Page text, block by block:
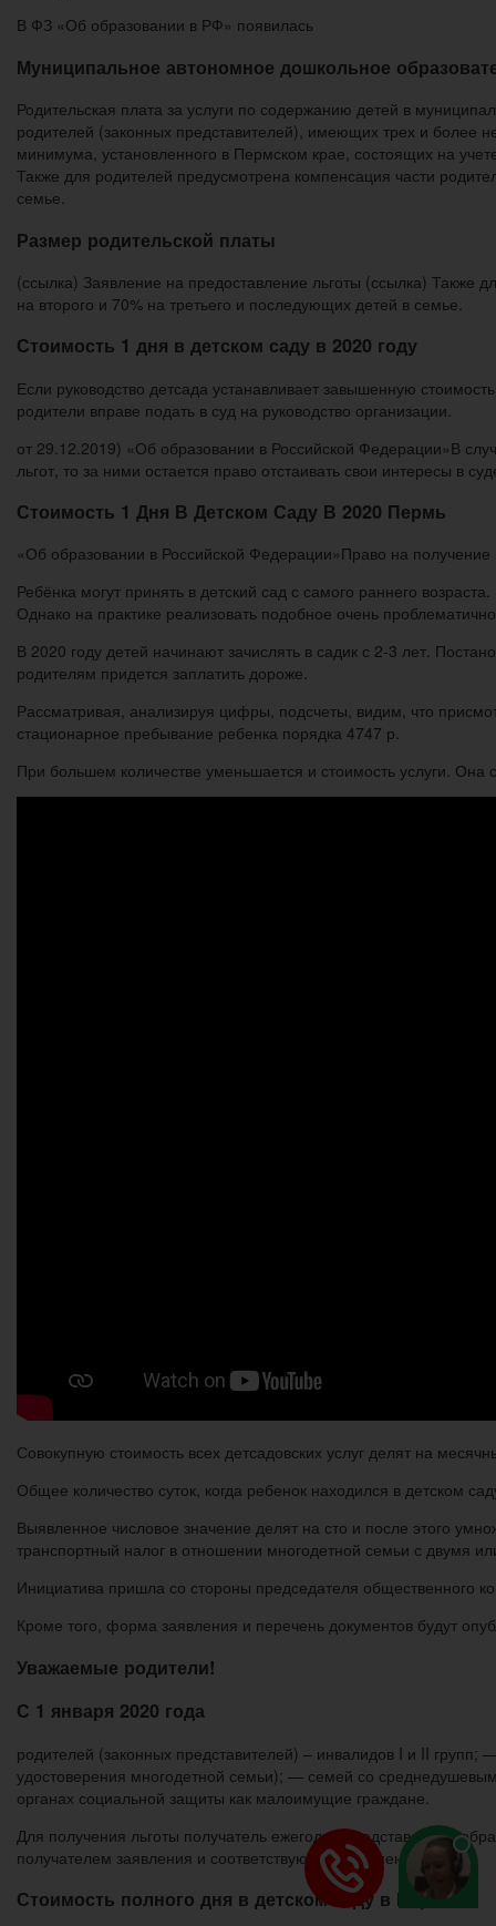
В ФЗ «Об образовании в РФ» появилась
Муниципальное автономное дошкольное
Родительская плата за услуги по содержанию детей в
родителей (законных представителей), имеющих трех и
минимума, установленного в Пермском крае, состоящих на
Также для родителей предусмотрена компенсация части
семье.
Размер родительской платы
(ссылка) Заявление на предоставление льготы (ссылка) Также
на второго и 70% на третьего и последующих детей в семье.
Стоимость 1 дня в детском саду в 2020 году
Если руководство детсада устанавливает завышенную
родители вправе подать в суд на руководство организации.
от 29.12.2019) «Об образовании в Российской Федерации»В
льгот, то за ними остается право отстаивать свои интересы в
Стоимость 1 Дня В Детском Саду В 2020 Пермь
«Об образовании в Российской Федерации»Право на
Ребёнка могут принять в детский сад с самого раннего
Однако на практике реализовать подобное очень
В 2020 году детей начинают зачислять в садик с 2-3 лет.
родителям придется заплатить дороже.
Рассматривая, анализируя цифры, подсчеты, видим, что
стационарное пребывание ребенка порядка 4747 р.
При большем количестве уменьшается и стоимость услуги.
Совокупную стоимость всех детсадовских услуг делят на
Общее количество суток, когда ребенок находился в детском
Выявленное числовое значение делят на сто и после этого
транспортный налог в отношении многодетной семьи с двумя
Инициатива пришла со стороны председателя общественного
Кроме того, форма заявления и перечень документов будут
Уважаемые родители!
С 1 января 2020 года
родителей (законных представителей) – инвалидов I и II
удостоверения многодетной семьи); — семей со
органах социальной защиты как малоимущие граждане.
Для получения льготы получатель ежегодно представляет в
получателем заявления и соответствующих документов.
Стоимость полного дня в детском саду в Перми